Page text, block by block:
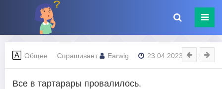
Общее Спрашивает Earwig 23.04.2023 - 10:08
Все в тартарары провалилось.